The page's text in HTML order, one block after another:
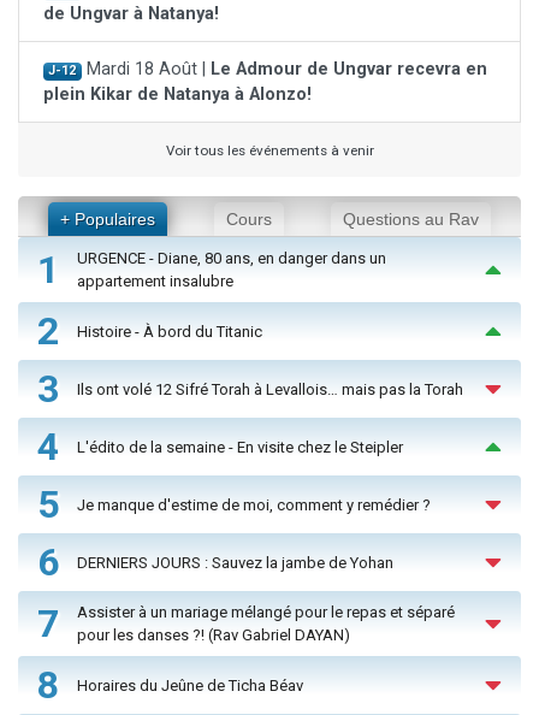
de Ungvar à Natanya!
J-12 Mardi 18 Août |
Le Admour de Ungvar recevra en
plein Kikar de Natanya à Alonzo!
Voir tous les événements à venir
+ Populaires Cours Questions au Rav
1
URGENCE - Diane, 80 ans, en danger dans un
appartement insalubre
2 Histoire - À bord du Titanic
3 Ils ont volé 12 Sifré Torah à Levallois… mais pas la Torah
4 L'édito de la semaine - En visite chez le Steipler
5 Je manque d'estime de moi, comment y remédier ?
6 DERNIERS JOURS : Sauvez la jambe de Yohan
7
Assister à un mariage mélangé pour le repas et séparé
pour les danses ?! (Rav Gabriel DAYAN)
8 Horaires du Jeûne de Ticha Béav